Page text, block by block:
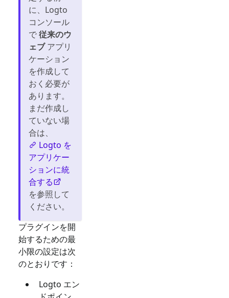
に、Logto
コンソール
で従来のウ
ェブアプリ
ケーション
を作成して
おく必要が
あります。
まだ作成し
ていない場
合は、
Logto を
アプリケー
ションに統
合する
を参照して
ください。
プラグインを開
始するための最
小限の設定は次
のとおりです：
Logto エン